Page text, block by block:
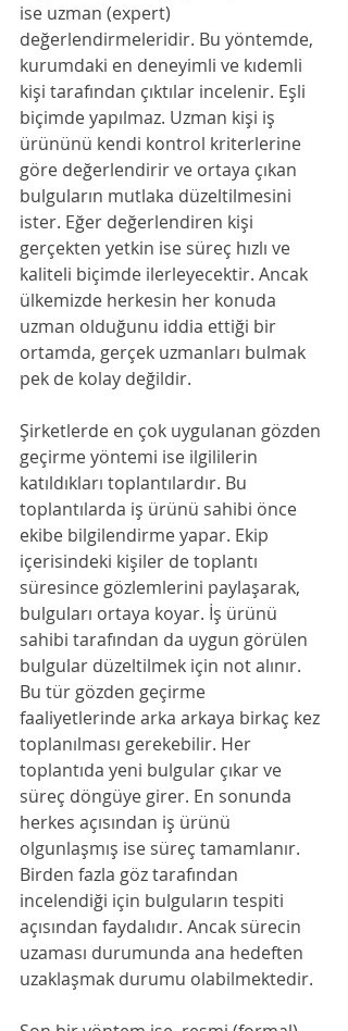
ise uzman (expert)
değerlendirmeleridir. Bu yöntemde,
kurumdaki en deneyimli ve kıdemli
kişi tarafından çıktılar incelenir. Eşli
biçimde yapılmaz. Uzman kişi iş
ürününü kendi kontrol kriterlerine
göre değerlendirir ve ortaya çıkan
bulguların mutlaka düzeltilmesini
ister. Eğer değerlendiren kişi
gerçekten yetkin ise süreç hızlı ve
kaliteli biçimde ilerleyecektir. Ancak
ülkemizde herkesin her konuda
uzman olduğunu iddia ettiği bir
ortamda, gerçek uzmanları bulmak
pek de kolay değildir.
Şirketlerde en çok uygulanan gözden
geçirme yöntemi ise ilgililerin
katıldıkları toplantılardır. Bu
toplantılarda iş ürünü sahibi önce
ekibe bilgilendirme yapar. Ekip
içerisindeki kişiler de toplantı
süresince gözlemlerini paylaşarak,
bulguları ortaya koyar. İş ürünü
sahibi tarafından da uygun görülen
bulgular düzeltilmek için not alınır.
Bu tür gözden geçirme
faaliyetlerinde arka arkaya birkaç kez
toplanılması gerekebilir. Her
toplantıda yeni bulgular çıkar ve
süreç döngüye girer. En sonunda
herkes açısından iş ürünü
olgunlaşmış ise süreç tamamlanır.
Birden fazla göz tarafından
incelendiği için bulguların tespiti
açısından faydalıdır. Ancak sürecin
uzaması durumunda ana hedeften
uzaklaşmak durumu olabilmektedir.